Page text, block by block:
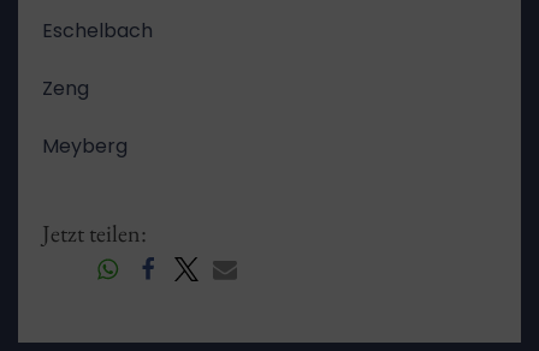
Eschelbach
Zeng
Meyberg
Jetzt teilen: